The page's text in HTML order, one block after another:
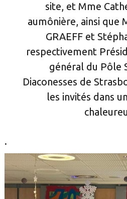
site, et Mme
aumônière, ainsi que
GRAEFF et
respectivement
général du Pôle
Diaconesses de
les invités dans
.